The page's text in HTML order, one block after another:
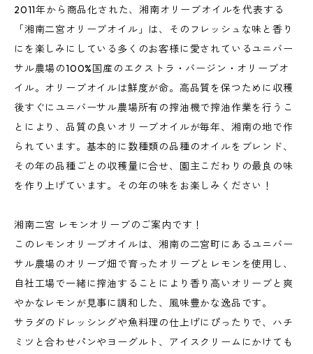
2011年から商品化された、湘南オリーブオイルを代表する
「湘南二宮オリーブオイル」は、そのフレッシュな味と香り
にを楽しみにしている多くのお客様に愛されているユニバー
サル農場の100%国産のエクストラ・バージン・オリーブオ
イル。オリーブオイルは鮮度が命。高品質を保つために収穫
後すぐにユニバーサル農場所有の搾油機で搾油作業を行うこ
とにより、品質の良いオリーブオイルが毎年、湘南の地で作
られています。基本的に数種類の品種のオイルをブレンド、
その年の品種ごとの収穫量に合せ、園主こだわりの最良の味
を作り上げています。その年の味をお楽しみください！
湘南二宮 レモンオリーブのご案内です！
このレモンオリーブオイルは、湘南の二宮町にあるユニバー
サル農場のオリーブ畑で育ったオリーブとレモンを使用し、
自社工場で一緒に搾油することにより香り高いオリーブと爽
やかなレモンが見事に調和した、風味豊かな逸品です。
サラダのドレッシングや魚料理の仕上げにぴったりで、ハチ
ミツと合わせパンやヨーグルト、アイスクリームにかけても